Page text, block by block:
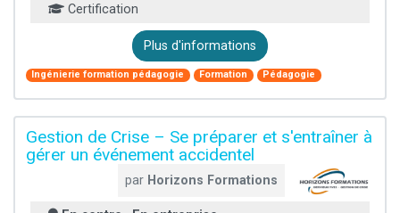
Certification
Plus d'informations
Ingénierie formation pédagogie Formation Pédagogie
Gestion de Crise – Se préparer et s'entraîner à
gérer un événement accidentel
par Horizons Formations